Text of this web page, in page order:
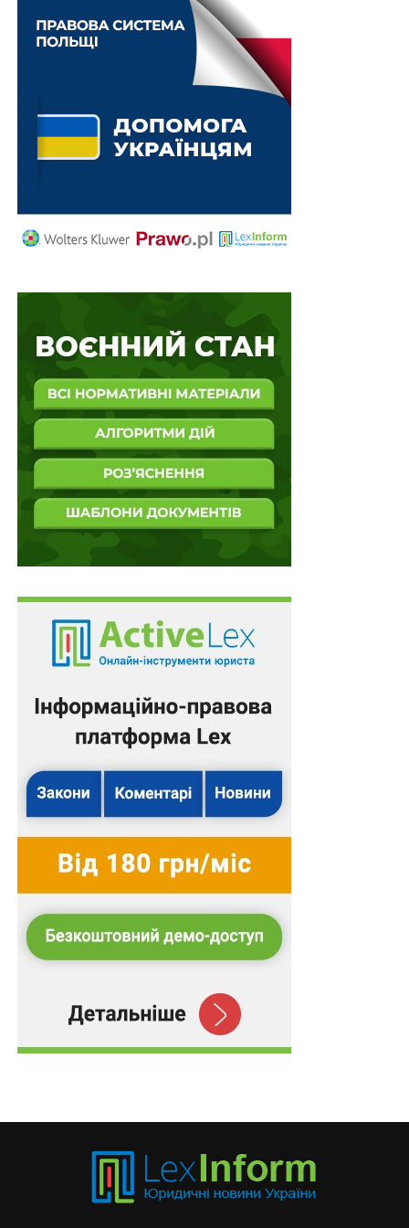
Штраф за надання платних послуг з ворожіння
220 млн грн з фонду енергетики та
комунальних послуг спрямовано на оборону
Вартість послуг професійної освіти:
затверджено Методику розрахунку
Набрали чинності закони про міжнародний
Україна доєднається до Рекомендації ОЕСР
НАСТУПНА
16 лютого 2022 р. – День єднання
НЕ ПРОПУСТІТЬ
Нові доплати працівникам соціальної сфери